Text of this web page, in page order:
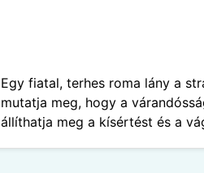
Egy fiatal, terhes roma lány a
mutatja meg, hogy a
állíthatja meg a kísértést és a